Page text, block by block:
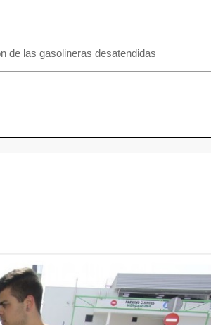
de las gasolineras desatendidas